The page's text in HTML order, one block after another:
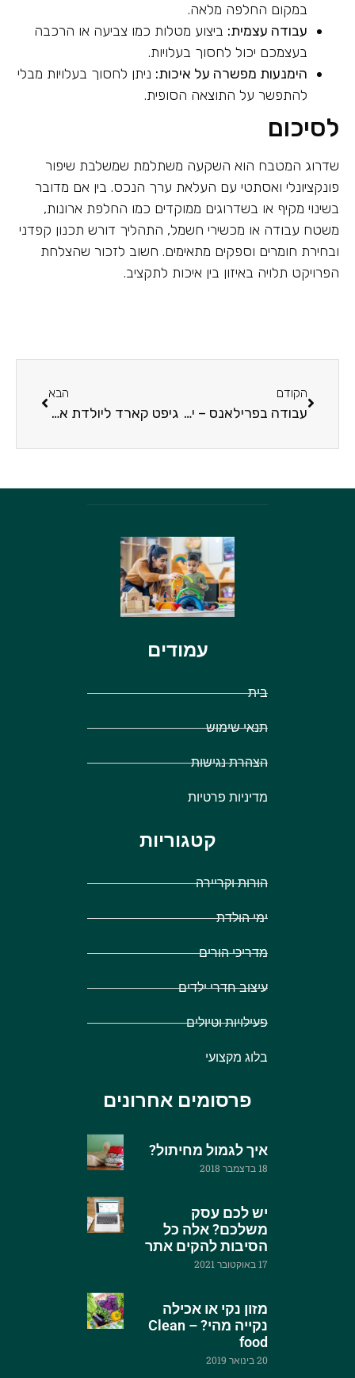
במקום החלפה מלאה.
עבודה עצמית: ביצוע מטלות כמו צביעה או הרכבה
בעצמכם יכול לחסוך בעלויות.
הימנעות מפשרה על איכות: ניתן לחסוך בעלויות מבלי
להתפשר על התוצאה הסופית.
לסיכום
שדרוג המטבח הוא השקעה משתלמת שמשלבת שיפור
פונקציונלי ואסתטי עם העלאת ערך הנכס. בין אם מדובר
בשינוי מקיף או בשדרוגים ממוקדים כמו החלפת ארונות,
משטח עבודה או מכשירי חשמל, התהליך דורש תכנון קפדני
ובחירת חומרים וספקים מתאימים. חשוב לזכור שהצלחת
הפרויקט תלויה באיזון בין איכות לתקציב.
הקודם
עבודה בפרילאנס – יתרונות מול חסרונות
הבא
גיפט קארד ליולדת או טקסטיל לתינוקות? כך תבחרו מתנה
עמודים
בית
תנאי שימוש
הצהרת נגישות
מדיניות פרטיות
קטגוריות
הורות וקריירה
ימי הולדת
מדריכי הורים
עיצוב חדרי ילדים
פעילויות וטיולים
בלוג מקצועי
פרסומים אחרונים
איך לגמול מחיתול?
18 בדצמבר 2018
יש לכם עסק
משלכם? אלה כל
הסיבות להקים אתר
17 באוקטובר 2021
מזון נקי או אכילה
נקייה מהי? – Clean
food
20 בינואר 2019